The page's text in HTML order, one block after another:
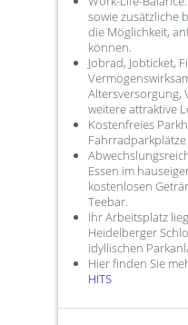
sowie zusätzliche
die Möglichkeit,
können.
Jobrad, Jobticket,
Altersversorgung,
weitere attraktive
Kostenfreies
Essen im
kostenlosen
Teebar.
Ihr Arbeitsplatz
Heidelberger
idyllischen
Hier finden Sie
HITS